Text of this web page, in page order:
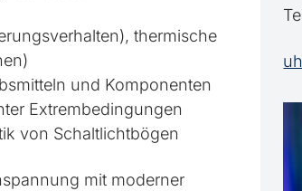
ther­mi­sche
und Kom­po­nen­ten
Ex­trem­be­din­gun­gen
von Schalt­lichtbögen
mit mo­der­ner